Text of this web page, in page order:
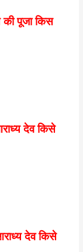
पूजा किस
देव किसे
देव किसे